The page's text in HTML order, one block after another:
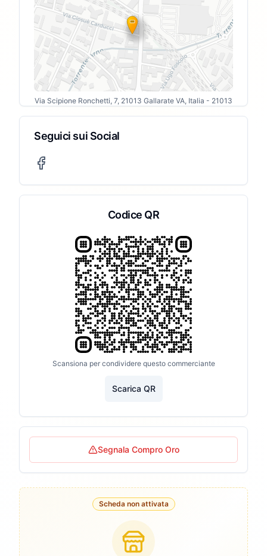
Via Scipione Ronchetti, 7, 21013 Gallarate VA, Italia - 21013
Seguici sui Social
Codice QR
Scansiona per condividere questo commerciante
Scarica QR
Segnala Compro Oro
Scheda non attivata